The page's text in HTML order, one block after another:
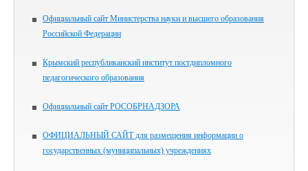
Официальный сайт Министерства науки и высшего образования
Российской Федерации
Крымский республиканский институт постдипломного
педагогического образования
Официальный сайт РОСОБРНАДЗОРА
ОФИЦИАЛЬНЫЙ САЙТ для размещения информации о
государственных (муниципальных) учреждениях